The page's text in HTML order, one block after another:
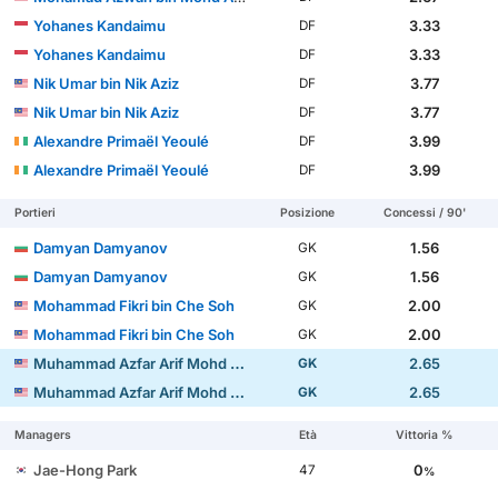
Yohanes Kandaimu
DF
3.33
Yohanes Kandaimu
DF
3.33
Nik Umar bin Nik Aziz
DF
3.77
Nik Umar bin Nik Aziz
DF
3.77
Alexandre Primaël Yeoulé
DF
3.99
Alexandre Primaël Yeoulé
DF 3.99
Portieri Posizione Concessi / 90'
Damyan Damyanov GK
1.56
Damyan Damyanov
GK
1.56
Mohammad Fikri bin Che Soh
GK
2.00
Mohammad Fikri bin Che Soh
GK
2.00
Muhammad Azfar Arif Mohd Sukri
GK
2.65
Muhammad Azfar Arif Mohd Sukri
GK 2.65
Managers Età Vittoria %
Jae-Hong Park 47 0%